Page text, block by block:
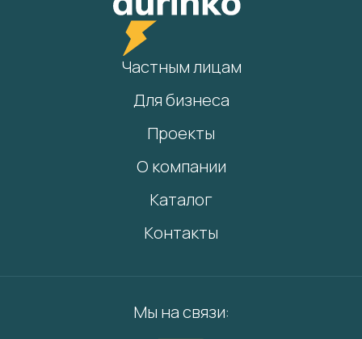
Частным лицам
Для бизнеса
Проекты
О компании
Каталог
Контакты
Мы на связи: